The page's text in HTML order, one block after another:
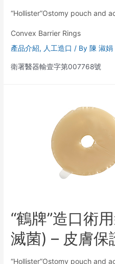
“Hollister”Ostomy pouch and
Convex Barrier Rings
產品介紹, 人工造口 / By 陳 淑娟
衛署醫器輸壹字第007768號
“鶴牌”造口術
滅菌) – 皮膚保
“Hollister”Ostomy pouch and